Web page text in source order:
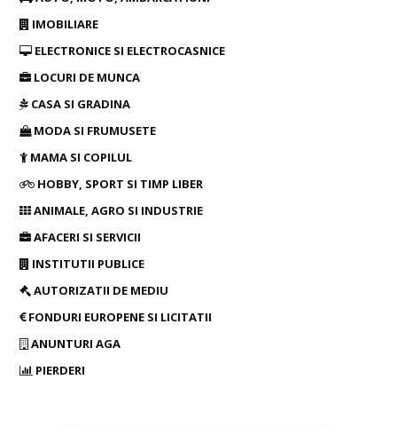
IMOBILIARE
ELECTRONICE SI ELECTROCASNICE
LOCURI DE MUNCA
CASA SI GRADINA
MODA SI FRUMUSETE
MAMA SI COPILUL
HOBBY, SPORT SI TIMP LIBER
ANIMALE, AGRO SI INDUSTRIE
AFACERI SI SERVICII
INSTITUTII PUBLICE
AUTORIZATII DE MEDIU
FONDURI EUROPENE SI LICITATII
ANUNTURI AGA
PIERDERI